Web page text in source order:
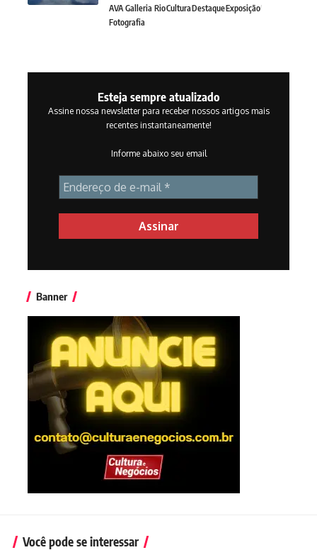
AVA Galleria RioCulturaDestaqueExposição
Fotografia
Esteja sempre atualizado
Assine nossa newsletter para receber nossos artigos mais
recentes instantaneamente!
Informe abaixo seu email
Banner
Você pode se interessar